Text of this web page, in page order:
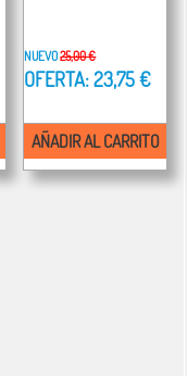
NUEVO25,00 €
OFERTA: 23,75 €
AÑADIR AL CARRITO